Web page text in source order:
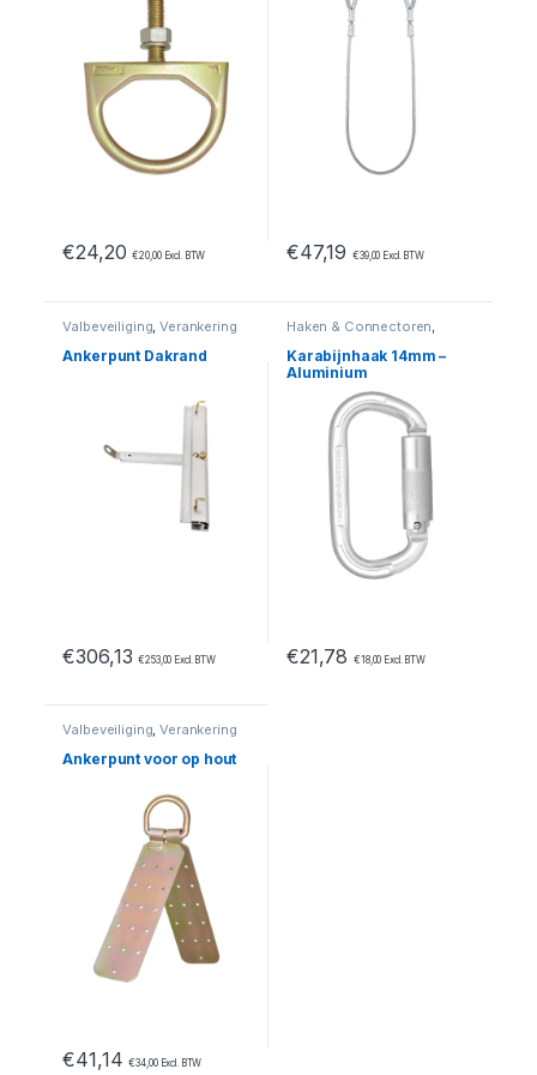
€24,20 €20,00Excl. BTW €47,19 €39,00 Excl. BTW
Valbeveiliging ,Verankering
Ankerpunt Dakrand
€306,13 €253,00 Excl. BTW
Haken & Connectoren
Karabijnhaak 14mm –
Aluminium
€21,78 €18,00 Excl. BTW
Valbeveiliging,Verankering
Ankerpunt voor op hout
€41,14 €34,00Excl. BTW